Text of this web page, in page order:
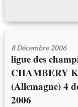
8 Décembre 2006
ligue des
CHAMBERY
(Allemagne) 4
2006